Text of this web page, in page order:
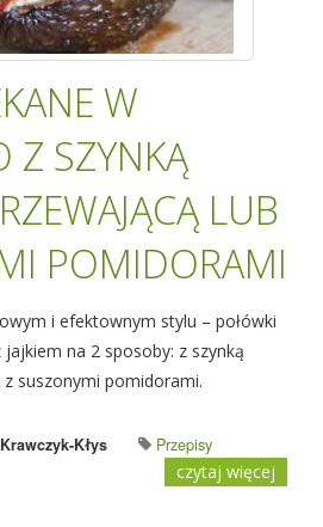
W
Z SZYNKĄ
LUB
POMIDORAMI
i efektownym stylu – połówki
na 2 sposoby: z szynką
suszonymi pomidorami.
Kłys
Przepisy
czytaj więcej